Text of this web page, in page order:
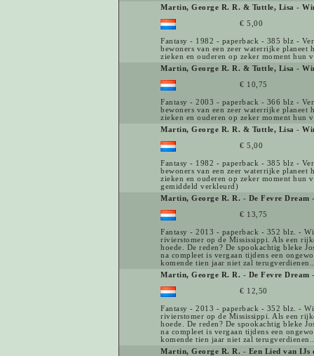
Martin, George R. R. & Tuttle, Lisa -
€ 5,00
Fantasy - 1982 - paperback - 385 blz -
bewoners van een zeer waterrijke
zieken en ouderen op zeker moment hun
Martin, George R. R. & Tuttle, Lisa -
€ 10,75
Fantasy - 2003 - paperback - 366 blz -
bewoners van een zeer waterrijke
zieken en ouderen op zeker moment hun
Martin, George R. R. & Tuttle, Lisa -
€ 5,00
Fantasy - 1982 - paperback - 385 blz -
bewoners van een zeer waterrijke
zieken en ouderen op zeker moment hun
gemiddeld verkleurd)
Martin, George R. R. - De Fevre Dream
€ 13,75
Fantasy - 2013 - paperback - 352 blz. -
rivierstomer op de Mississippi. Als een
hoede. De reden? De spookachtig bleke
na compleet is vergaan tijdens een
komende tien jaar niet zal
Martin, George R. R. - De Fevre Dream
€ 12,50
Fantasy - 2013 - paperback - 352 blz. -
rivierstomer op de Mississippi. Als een
hoede. De reden? De spookachtig bleke
na compleet is vergaan tijdens een
komende tien jaar niet zal
Martin, George R. R. - Een Lied van IJs